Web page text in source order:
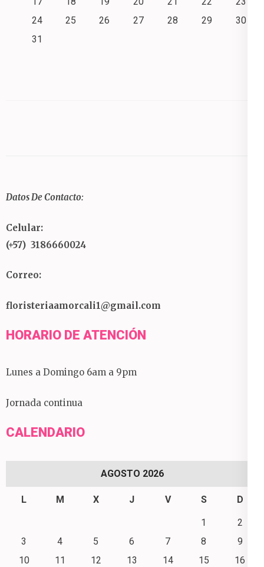
24
25 26 27 28 29
30
31
Datos De Contacto:
Celular:
(+57) 3186660024
Correo:
floristeriaamorcali1@gmail.com
HORARIO DE ATENCIÓN
Lunes a Domingo 6am a 9pm
Jornada continua
CALENDARIO
AGOSTO 2026
L M X J V S D
1
2
3
4 5 6 7 8
9
10
11 12 13 14 15
16